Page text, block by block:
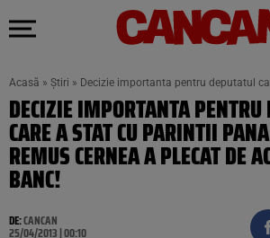
Acasă » Știri » Decizie importanta pentru deputatul
DECIZIE IMPORTANTA PENTRU
CARE A STAT CU PARINTII
REMUS CERNEA A PLECAT DE
BANC!
DE:CANCAN
25/04/2013 | 00:10